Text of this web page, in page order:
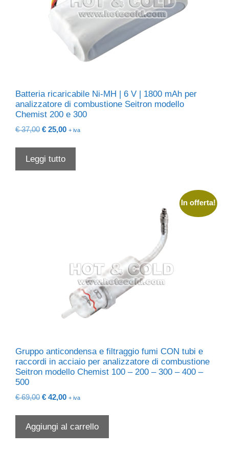
Batteria ricaricabile Ni-MH | 6 V | 1800 mAh per
analizzatore di combustione Seitron modello
Chemist 200 e 300
€37,00 Il
era:
€ 37,00.
€ 25,00Il
€ 25,00.
+ iva
Leggi tutto
In offerta!
Gruppo anticondensa e filtraggio fumi CON tubi e
raccordi in acciaio per analizzatore di combustione
Seitron modello Chemist 100 – 200 – 300 – 400 –
500
€69,00 Il
era:
€ 69,00.
€ 42,00Il
è:
€ 42,00.
+ iva
Aggiungi al carrello